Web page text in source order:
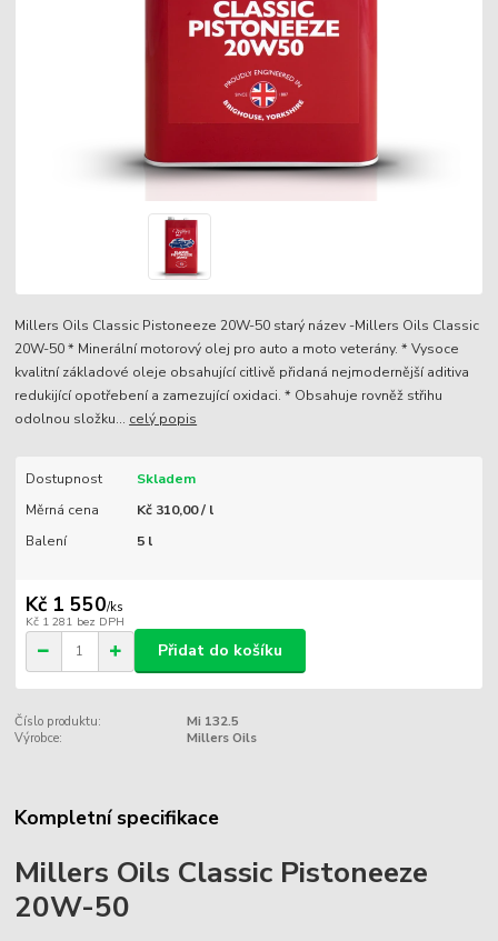
Millers Oils Classic Pistoneeze 20W-50 starý název -Millers Oils Classic
20W-50 * Minerální motorový olej pro auto a moto veterány. * Vysoce
kvalitní základové oleje obsahující citlivě přidaná nejmodernější aditiva
redukijící opotřebení a zamezující oxidaci. * Obsahuje rovněž střihu
odolnou složku... celý popis
Dostupnost
Skladem
Měrná cena
Kč 310,00 / l
Balení
5 l
Kč 1 550/ks
Kč 1 281 bez DPH
Přidat do košíku
Číslo produktu:
Mi 132.5
Výrobce:
Millers Oils
Kompletní specifikace
Millers Oils Classic Pistoneeze
20W-50